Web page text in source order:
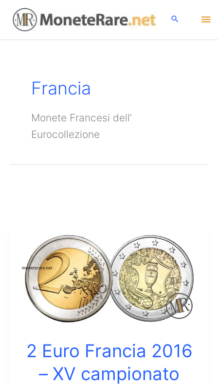
contenuto
Francia
Monete Francesi dell’
Eurocollezione
2 Euro Francia 2016
– XV campionato